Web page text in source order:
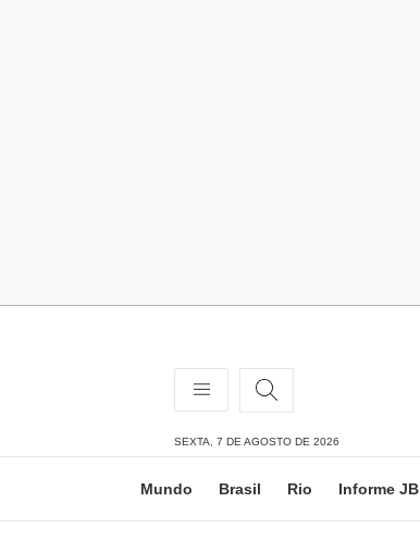
SEXTA, 7 DE AGOSTO DE 2026
Mundo Brasil Rio Informe JB